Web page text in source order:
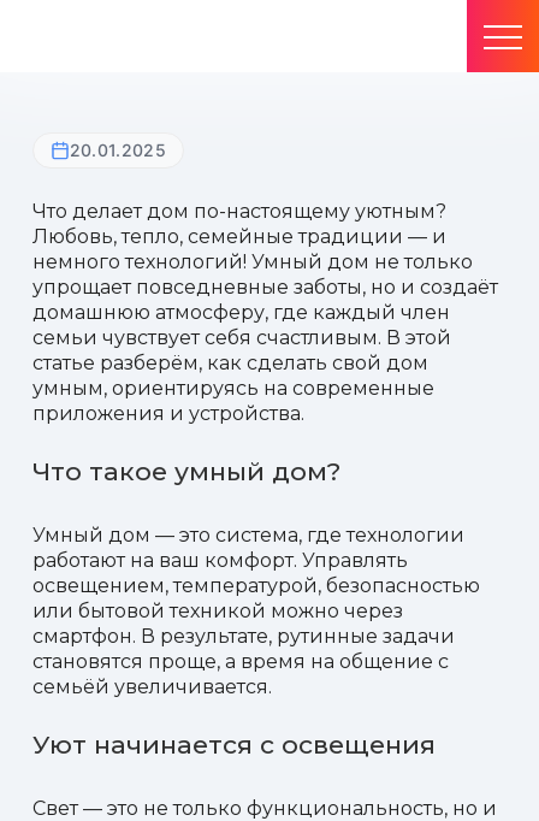
20.01.2025
Что делает дом по-настоящему уютным?
Любовь, тепло, семейные традиции — и
немного технологий! Умный дом не только
упрощает повседневные заботы, но и создаёт
домашнюю атмосферу, где каждый член
семьи чувствует себя счастливым. В этой
статье разберём, как сделать свой дом
умным, ориентируясь на современные
приложения и устройства.
Что такое умный дом?
Умный дом — это система, где технологии
работают на ваш комфорт. Управлять
освещением, температурой, безопасностью
или бытовой техникой можно через
смартфон. В результате, рутинные задачи
становятся проще, а время на общение с
семьёй увеличивается.
Уют начинается с освещения
Свет — это не только функциональность, но и